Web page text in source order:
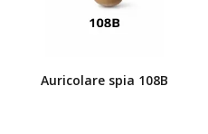
Auricolare spia 108B